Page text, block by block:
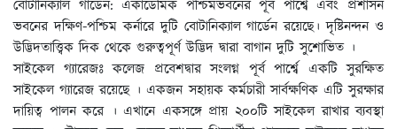
বোটানিক্যাল গার্ডেন: একাডেমিক পশ্চিমভবনের পূর্ব পার্শ্বে এবং প্রশাসন
ভবনের দক্ষিণ-পশ্চিম কর্নারে দুটি বোটানিক্যাল গার্ডেন রয়েছে। দৃষ্টিনন্দন ও
উদ্ভিদতাত্ত্বিক দিক থেকে গুরুত্বপূর্ণ উদ্ভিদ দ্বারা বাগান দুটি সুশোভিত ।
সাইকেল গ্যারেজঃ কলেজ প্রবেশদ্বার সংলগ্ন পূর্ব পার্শ্বে একটি সুরক্ষিত
সাইকেল গ্যারেজ রয়েছে । একজন সহায়ক কর্মচারী সার্বক্ষণিক এটি সুরক্ষার
দায়িত্ব পালন করে । এখানে একসঙ্গে প্রায় ২০০টি সাইকেল রাখার ব্যবস্থা